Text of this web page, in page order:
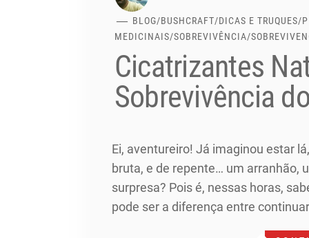
BLOG/BUSHCRAFT/DICAS E TRUQUES/
MEDICINAIS/SOBREVIVÊNCIA/
Cicatrizantes
Sobrevivência
Ei, aventureiro! Já imaginou estar
bruta, e de repente… um arranhão,
surpresa? Pois é, nessas horas,
pode ser a diferença entre